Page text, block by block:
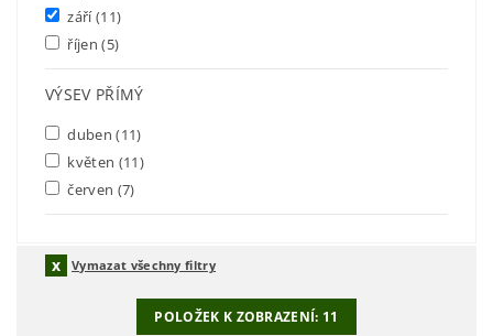
září(11)
říjen(5)
VÝSEV PŘÍMÝ
duben(11)
květen (11)
červen (7)
Vymazat všechny filtry
POLOŽEK K ZOBRAZENÍ: 11